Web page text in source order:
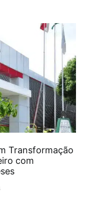
Transformação
com